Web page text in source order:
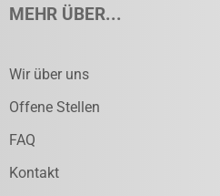
MEHR ÜBER...
Wir über uns
Offene Stellen
FAQ
Kontakt